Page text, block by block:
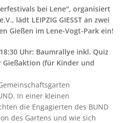
bei Lene", organisiert
lädt LEIPZIG GIESST an zwei
Gießen im Lene-Vogt-Park ein!
Uhr: Baumrallye inkl. Quiz
(für Kinder und
In einer kleinen
die Engagierten des BUND
des Gartens und wie sich